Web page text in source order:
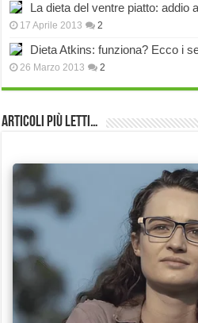
La dieta del ventre piatto: addio
17 Aprile 2013 2
Dieta Atkins: funziona? Ecco i
26 Marzo 2013 2
Articoli più Letti…